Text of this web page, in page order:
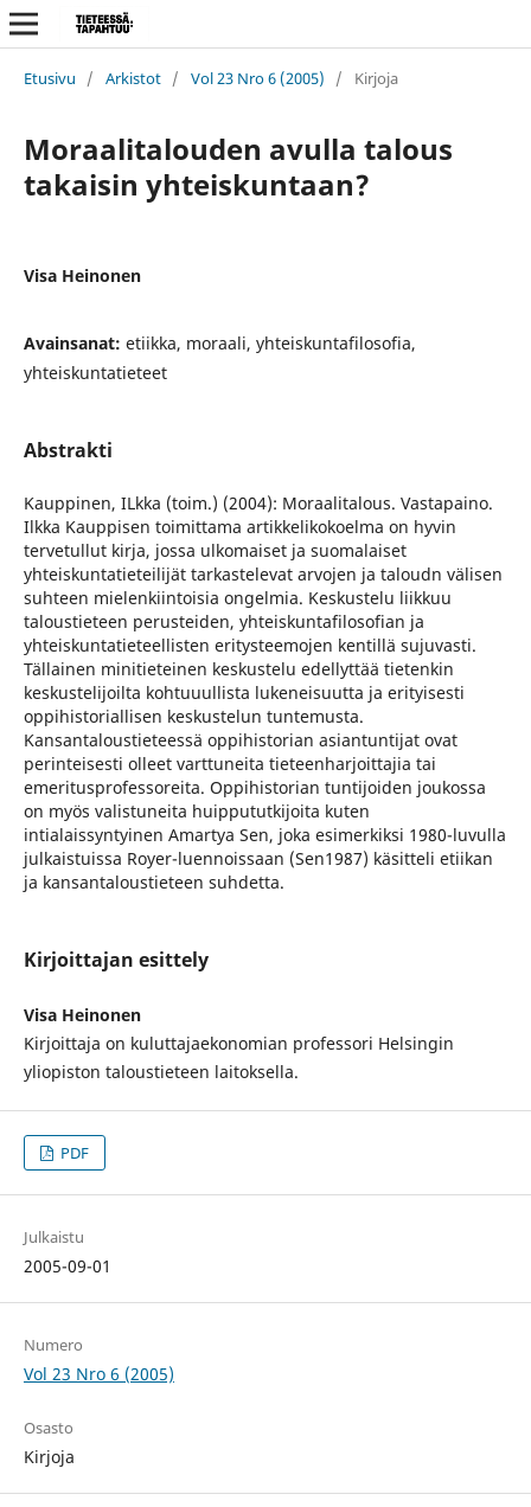
Etusivu / Arkistot / Vol 23 Nro 6 (2005) / Kirjoja
Moraalitalouden avulla talous
takaisin yhteiskuntaan?
Visa Heinonen
Avainsanat: etiikka, moraali, yhteiskuntafilosofia,
yhteiskuntatieteet
Abstrakti
Kauppinen, ILkka (toim.) (2004): Moraalitalous. Vastapaino.
Ilkka Kauppisen toimittama artikkelikokoelma on hyvin
tervetullut kirja, jossa ulkomaiset ja suomalaiset
yhteiskuntatieteilijät tarkastelevat arvojen ja taloudn välisen
suhteen mielenkiintoisia ongelmia. Keskustelu liikkuu
taloustieteen perusteiden, yhteiskuntafilosofian ja
yhteiskuntatieteellisten eritysteemojen kentillä sujuvasti.
Tällainen minitieteinen keskustelu edellyttää tietenkin
keskustelijoilta kohtuuullista lukeneisuutta ja erityisesti
oppihistoriallisen keskustelun tuntemusta.
Kansantaloustieteessä oppihistorian asiantuntijat ovat
perinteisesti olleet varttuneita tieteenharjoittajia tai
emeritusprofessoreita. Oppihistorian tuntijoiden joukossa
on myös valistuneita huippututkijoita kuten
intialaissyntyinen Amartya Sen, joka esimerkiksi 1980-luvulla
julkaistuissa Royer-luennoissaan (Sen1987) käsitteli etiikan
ja kansantaloustieteen suhdetta.
Kirjoittajan esittely
Visa Heinonen
Kirjoittaja on kuluttajaekonomian professori Helsingin
yliopiston taloustieteen laitoksella.
PDF
Julkaistu
2005-09-01
Numero
Vol 23 Nro 6 (2005)
Osasto
Kirjoja